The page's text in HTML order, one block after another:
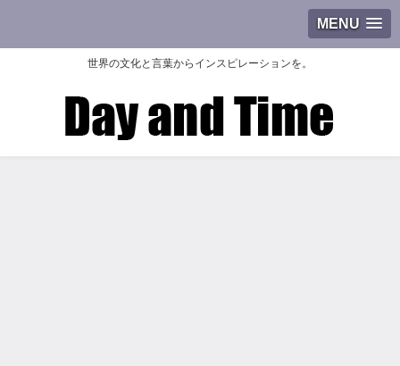
MENU
世界の文化と言葉からインスピレーションを。